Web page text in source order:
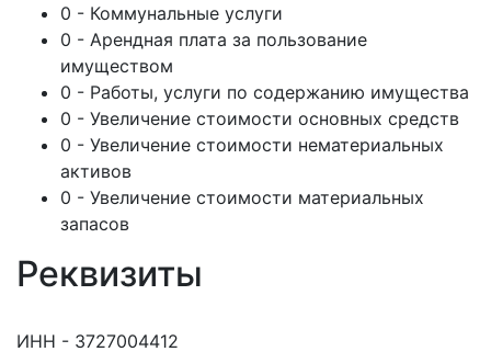
0 - Коммунальные услуги
0 - Арендная плата за пользование
имуществом
0 - Работы, услуги по содержанию имущества
0 - Увеличение стоимости основных средств
0 - Увеличение стоимости нематериальных
активов
0 - Увеличение стоимости материальных
запасов
Реквизиты
ИНН - 3727004412